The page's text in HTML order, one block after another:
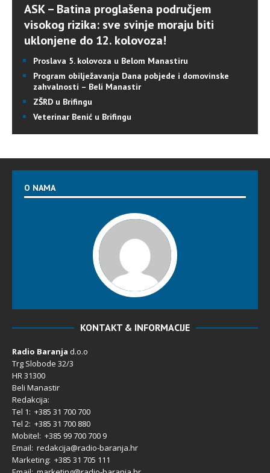
ASK – Batina proglašena područjem
visokog rizika: sve svinje moraju biti
uklonjene do 12. kolovoza!
Proslava 5. kolovoza u Belom Manastiru
Program obilježavanja Dana pobjede i domovinske
zahvalnosti – Beli Manastir
ZŠRD u Brifingu
Veterinar Benić u Brifingu
O NAMA
KONTAKT & INFORMACIJE
Radio Baranja d.o.o
Trg Slobode 32/3
HR 31300
Beli Manastir
Redakcija:
Tel 1: +385 31 700 700
Tel 2: +385 31 700 880
Mobitel: +385 99 700 700 9
Email: redakcija@radio-baranja.hr
Marketing: +385 31 705 111